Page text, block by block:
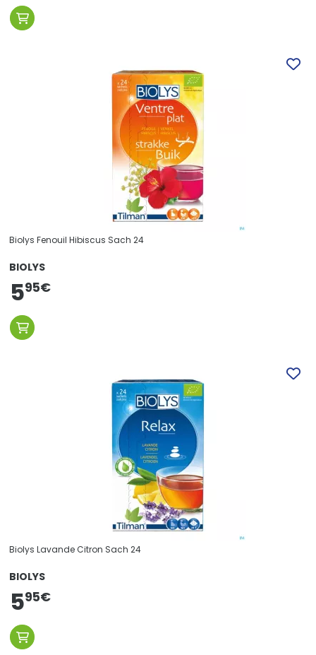
Biolys Fenouil Hibiscus Sach 24
BIOLYS
595€
Biolys Lavande Citron Sach 24
BIOLYS
595€